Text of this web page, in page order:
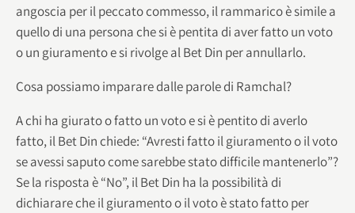
angoscia per il peccato commesso, il rammarico è simile a
quello di una persona che si è pentita di aver fatto un voto
o un giuramento e si rivolge al Bet Din per annullarlo.
Cosa possiamo imparare dalle parole di Ramchal?
A chi ha giurato o fatto un voto e si è pentito di averlo
fatto, il Bet Din chiede: “Avresti fatto il giuramento o il voto
se avessi saputo come sarebbe stato difficile mantenerlo”?
Se la risposta è “No”, il Bet Din ha la possibilità di
dichiarare che il giuramento o il voto è stato fatto per